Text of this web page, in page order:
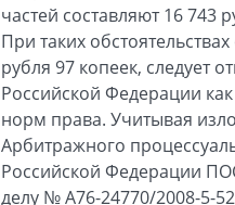
частей составляют 16 743
При таких
рубля 97 копеек, следует
Российской Федерации
норм права. Учитывая
Арбитражного
Российской Федерации
делу № А76-24770/2008-5-